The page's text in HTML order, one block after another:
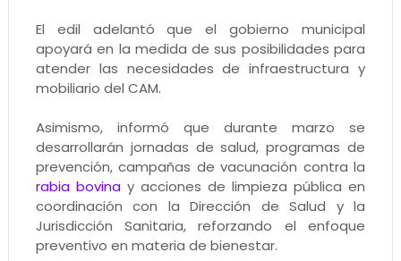
El edil adelantó que el gobierno municipal
apoyará en la medida de sus posibilidades para
atender las necesidades de infraestructura y
mobiliario del CAM.
Asimismo, informó que durante marzo se
desarrollarán jornadas de salud, programas de
prevención, campañas de vacunación contra la
rabia bovinay acciones de limpieza pública en
coordinación con la Dirección de Salud y la
Jurisdicción Sanitaria, reforzando el enfoque
preventivo en materia de bienestar.